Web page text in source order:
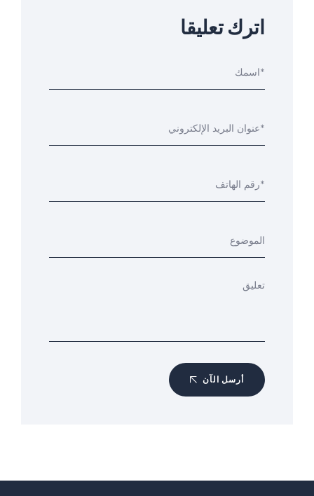
اترك تعليقا
أرسل الآن